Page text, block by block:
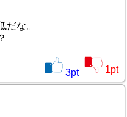
だな。
3pt 1pt